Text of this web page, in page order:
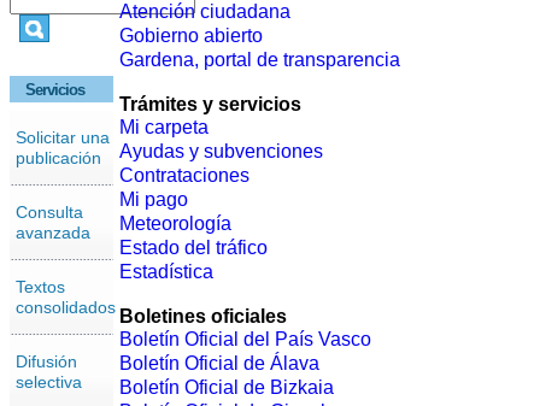
Servicios
Solicitar una
publicación
Consulta
avanzada
Textos
consolidados
Difusión
selectiva
Atención ciudadana
Gobierno abierto
Gardena, portal de transparencia
Trámites y servicios
Mi carpeta
Ayudas y subvenciones
Contrataciones
Mi pago
Meteorología
Estado del tráfico
Estadística
Boletines oficiales
Boletín Oficial del País Vasco
Boletín Oficial de Álava
Boletín Oficial de Bizkaia